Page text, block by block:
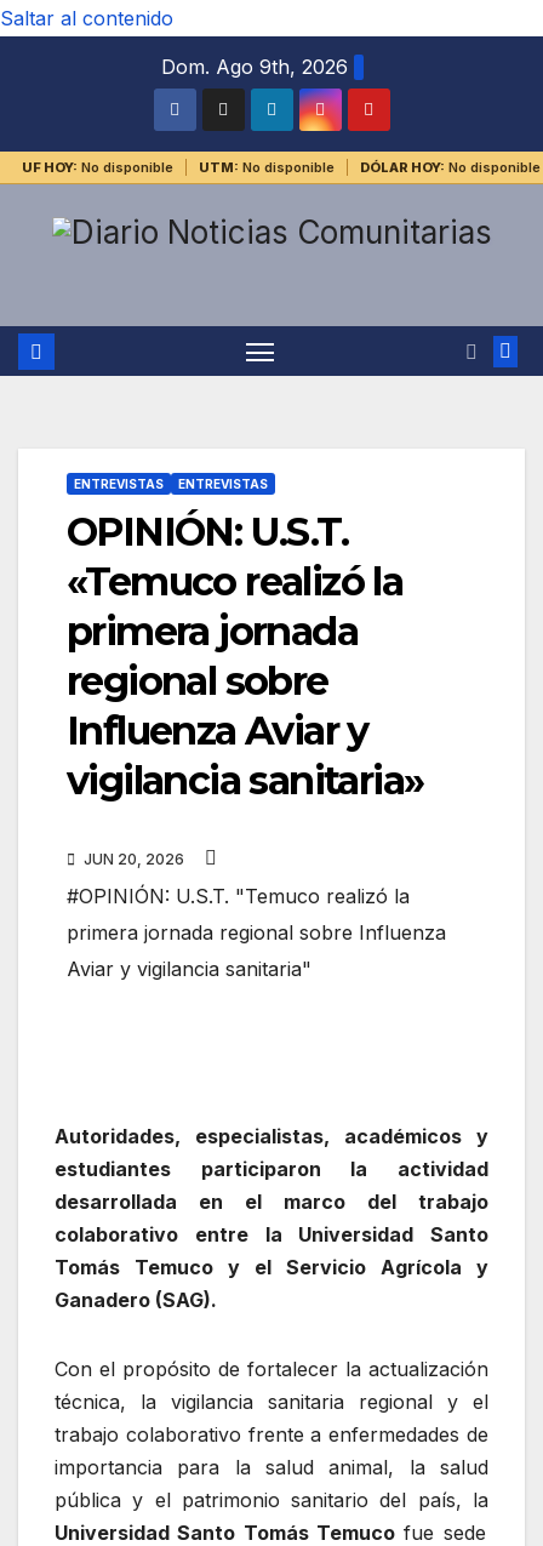
Saltar al contenido
Dom. Ago 9th, 2026
UF HOY: No disponible UTM: No disponible DÓLAR HOY: No disponible
ENTREVISTAS ENTREVISTAS
OPINIÓN: U.S.T.
«Temuco realizó la
primera jornada
regional sobre
Influenza Aviar y
vigilancia sanitaria»
JUN 20, 2026
#OPINIÓN: U.S.T. "Temuco realizó la
primera jornada regional sobre Influenza
Aviar y vigilancia sanitaria"
Autoridades, especialistas, académicos y
estudiantes participaron la actividad
desarrollada en el marco del trabajo
colaborativo entre la Universidad Santo
Tomás Temuco y el Servicio Agrícola y
Ganadero (SAG).
Con el propósito de fortalecer la actualización
técnica, la vigilancia sanitaria regional y el
trabajo colaborativo frente a enfermedades de
importancia para la salud animal, la salud
pública y el patrimonio sanitario del país, la
Universidad Santo Tomás Temuco fue sede